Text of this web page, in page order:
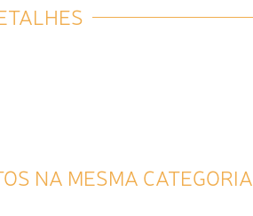
NA MESMA CATEGORIA